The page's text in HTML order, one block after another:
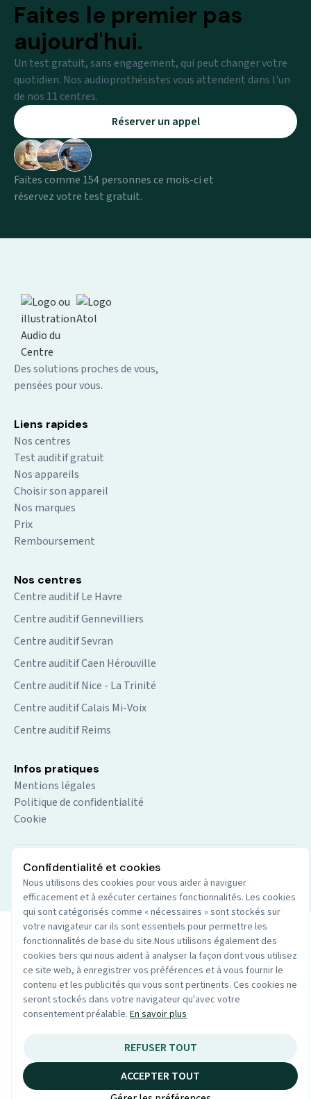
Faites le premier pas
aujourd'hui.
Un test gratuit, sans engagement, qui peut changer votre
quotidien. Nos audioprothésistes vous attendent dans l'un
de nos 11 centres.
Réserver un appel
Faites comme 154 personnes ce mois-ci et
réservez votre test gratuit.
Confidentialité et cookies
Nous utilisons des cookies pour vous aider à naviguer
efficacement et à exécuter certaines fonctionnalités. Les cookies
qui sont catégorisés comme « nécessaires » sont stockés sur
votre navigateur car ils sont essentiels pour permettre les
fonctionnalités de base du site.Nous utilisons également des
cookies tiers qui nous aident à analyser la façon dont vous utilisez
ce site web, à enregistrer vos préférences et à vous fournir le
contenu et les publicités qui vous sont pertinents. Ces cookies ne
seront stockés dans votre navigateur qu'avec votre
consentement préalable. En savoir plus
REFUSER TOUT
ACCEPTER TOUT
Des solutions proches de vous,
pensées pour vous.
Liens rapides
Nos centres
Test auditif gratuit
Nos appareils
Choisir son appareil
Nos marques
Prix
Remboursement
Infos pratiques
Mentions légales
Politique de confidentialité
Cookie
Nos centres
Centre auditif Le Havre
Centre auditif Gennevilliers
Centre auditif Sevran
Centre auditif Caen Hérouville
Centre auditif Nice - La Trinité
Centre auditif Calais Mi-Voix
Centre auditif Reims
© 2026 Audio du centre. Tout droits réservés. Site par
Wenoble